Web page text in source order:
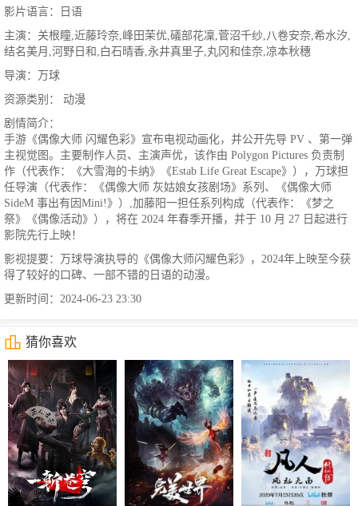
影片语言：日语
主演：关根瞳,近藤玲奈,峰田茉优,礒部花凜,菅沼千纱,八卷安奈,希水汐,
结名美月,河野日和,白石晴香,永井真里子,丸冈和佳奈,凉本秋穗
导演：万球
资源类别： 动漫
剧情简介：
手游《偶像大师 闪耀色彩》宣布电视动画化，并公开先导 PV 、第一弹
主视觉图。主要制作人员、主演声优，该作由 Polygon Pictures 负责制
作（代表作：《大雪海的卡纳》《Estab Life Great Escape》），万球担
任导演（代表作：《偶像大师 灰姑娘女孩剧场》系列、《偶像大师
SideM 事出有因Mini!》）,加藤阳一担任系列构成（代表作：《梦之
祭》《偶像活动》），将在 2024 年春季开播，并于 10 月 27 日起进行
影院先行上映！
影视提要：万球导演执导的《偶像大师闪耀色彩》，2024年上映至今获
得了较好的口碑、一部不错的日语的动漫。
更新时间：2024-06-23 23:30
猜你喜欢